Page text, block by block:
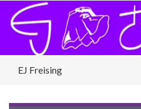
EJ Freising